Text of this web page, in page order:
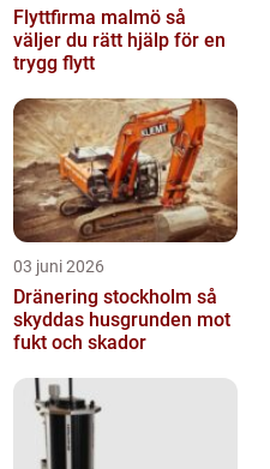
Flyttfirma malmö så
väljer du rätt hjälp för en
trygg flytt
03 juni 2026
Dränering stockholm så
skyddas husgrunden mot
fukt och skador